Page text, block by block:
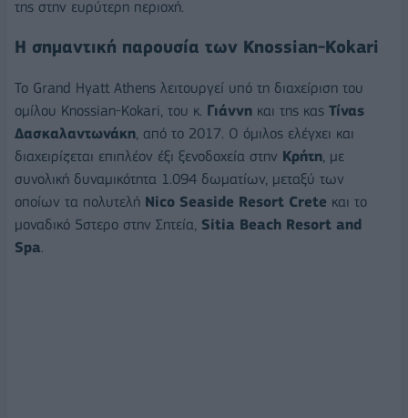
της στην ευρύτερη περιοχή.
Η σημαντική παρουσία των Knossian-Kokari
Το Grand Hyatt Athens λειτουργεί υπό τη διαχείριση του
ομίλου Knossian-Kokari, του κ. Γιάννη και της κας Τίνας
Δασκαλαντωνάκη , από το 2017. Ο όμιλος ελέγχει και
διαχειρίζεται επιπλέον έξι ξενοδοχεία στην Κρήτη , με
συνολική δυναμικότητα 1.094 δωματίων, μεταξύ των
οποίων τα πολυτελή Nico Seaside Resort Crete και το
μοναδικό 5στερο στην Σητεία, Sitia Beach Resort and
Spa.